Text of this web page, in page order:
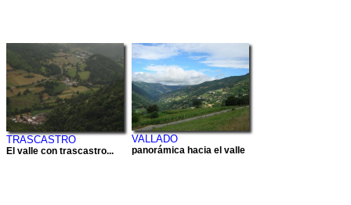
TRASCASTRO
El valle con trascastro...
VALLADO
panorámica hacia el valle